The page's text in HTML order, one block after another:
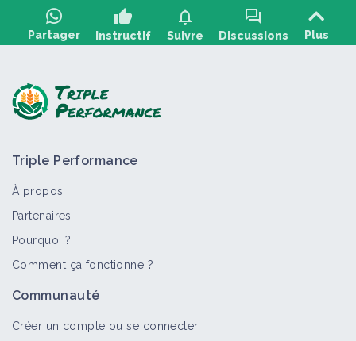
Partager
thumb_up
Instructif
notifications
Suivre
forum
Discussions Plus
Triple Performance
À propos
Partenaires
Pourquoi ?
Comment ça fonctionne ?
Communauté
Créer un compte ou se connecter